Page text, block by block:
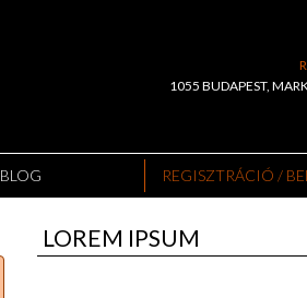
1055 BUDAPEST,
BLOG REGISZTRÁCIÓ /
LOREM IPSUM